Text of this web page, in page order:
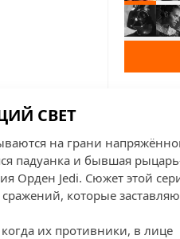
СВЕТ
на грани
падуанка и бывшая
Орден Jedi. Сюжет этой
которые
их противники, в лице